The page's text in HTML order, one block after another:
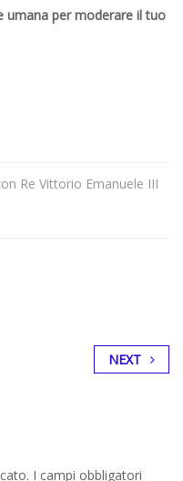
umana per moderare il tuo
Re Vittorio Emanuele III
NEXT
I campi obbligatori